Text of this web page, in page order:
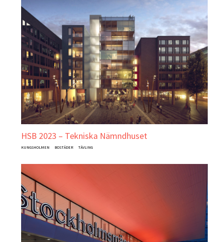
HSB 2023 – Tekniska Nämndhuset
KUNGSHOLMEN BOSTÄDER TÄVLING